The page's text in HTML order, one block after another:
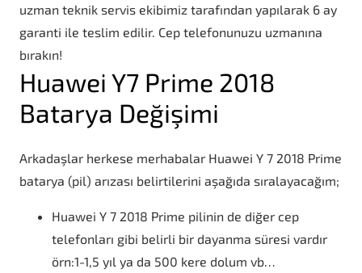
uzman teknik servis ekibimiz tarafından yapılarak 6 ay
garanti ile teslim edilir. Cep telefonunuzu uzmanına
bırakın!
Huawei Y7 Prime 2018
Batarya Değişimi
Arkadaşlar herkese merhabalar Huawei Y 7 2018 Prime
batarya (pil) arızası belirtilerini aşağıda sıralayacağım;
Huawei Y 7 2018 Prime pilinin de diğer cep
telefonları gibi belirli bir dayanma süresi vardır
örn:1-1,5 yıl ya da 500 kere dolum vb…